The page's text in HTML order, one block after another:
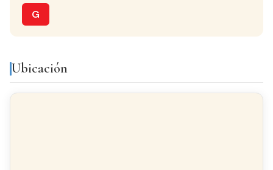
Balcón Galería
G
Ubicación